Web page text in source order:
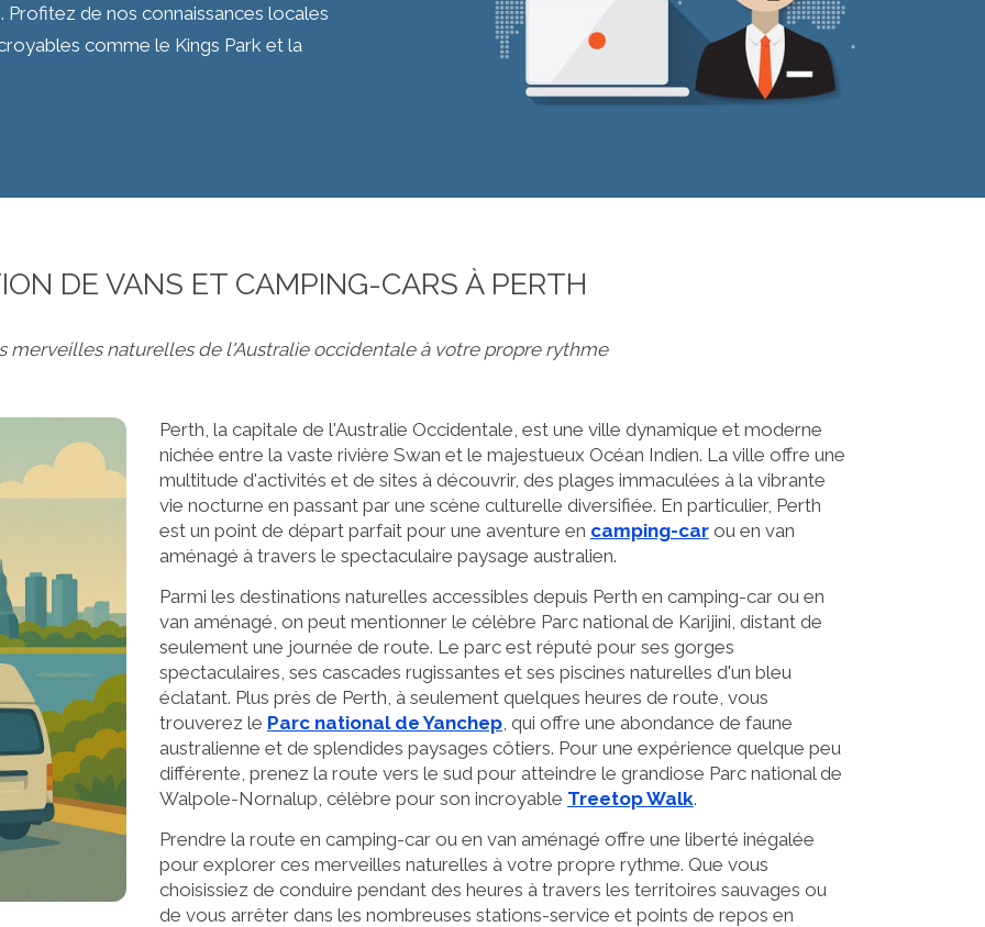
de nos connaissances locales
comme le Kings Park et la
DE VANS ET CAMPING-CARS À PERTH
merveilles naturelles de l'Australie occidentale à votre propre rythme
Perth, la capitale de l'Australie Occidentale, est une ville dynamique et moderne
nichée entre la vaste rivière Swan et le majestueux Océan Indien. La ville offre une
multitude d'activités et de sites à découvrir, des plages immaculées à la vibrante
vie nocturne en passant par une scène culturelle diversifiée. En particulier, Perth
est un point de départ parfait pour une aventure en camping-carou en van
aménagé à travers le spectaculaire paysage australien.
Parmi les destinations naturelles accessibles depuis Perth en camping-car ou en
van aménagé, on peut mentionner le célèbre Parc national de Karijini, distant de
seulement une journée de route. Le parc est réputé pour ses gorges
spectaculaires, ses cascades rugissantes et ses piscines naturelles d'un bleu
éclatant. Plus près de Perth, à seulement quelques heures de route, vous
trouverez le Parc national de Yanchep, qui offre une abondance de faune
australienne et de splendides paysages côtiers. Pour une expérience quelque peu
différente, prenez la route vers le sud pour atteindre le grandiose Parc national de
Walpole-Nornalup, célèbre pour son incroyable Treetop Walk.
Prendre la route en camping-car ou en van aménagé offre une liberté inégalée
pour explorer ces merveilles naturelles à votre propre rythme. Que vous
choisissiez de conduire pendant des heures à travers les territoires sauvages ou
de vous arrêter dans les nombreuses stations-service et points de repos en